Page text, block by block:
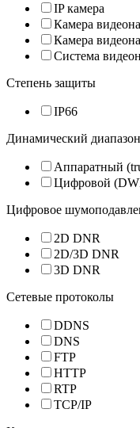
IP камера
Камера
Камера
Система
Степень защиты
IP66
Динамический диапазон
Аппаратный
Цифровой
Цифровое
2D DNR
2D/3D DNR
3D DNR
Сетевые протоколы
DDNS
DNS
FTP
HTTP
RTP
TCP/IP